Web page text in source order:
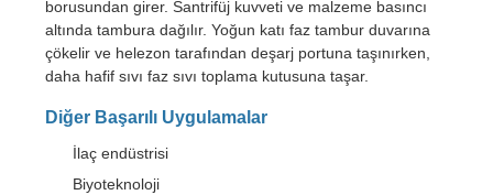
borusundan girer. Santrifüj kuvveti ve malzeme basıncı
altında tambura dağılır. Yoğun katı faz tambur duvarına
çökelir ve helezon tarafından deşarj portuna taşınırken,
daha hafif sıvı faz sıvı toplama kutusuna taşar.
Diğer Başarılı Uygulamalar
İlaç endüstrisi
Biyoteknoloji